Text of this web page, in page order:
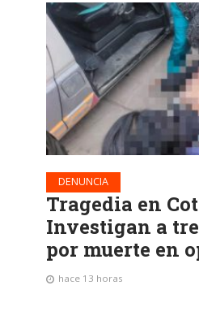
DENUNCIA
Tragedia en
Investigan a
por muerte en
hace 13 horas